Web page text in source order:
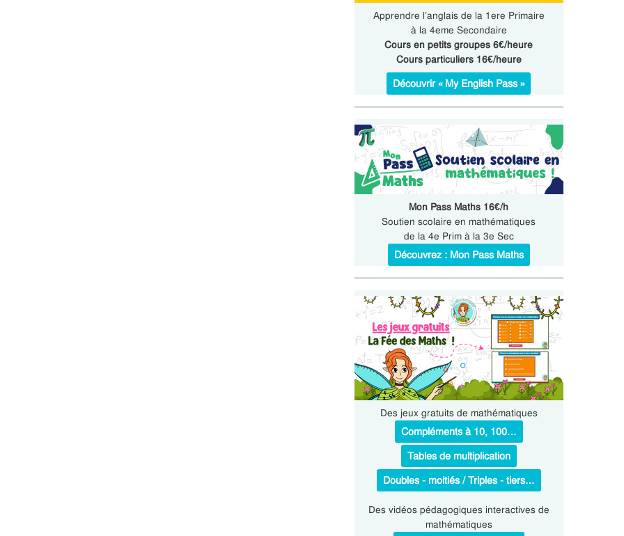
Apprendre l’anglais de la 1ere Primaire
à la 4eme Secondaire
Cours en petits groupes 6€/heure
Cours particuliers 16€/heure
Découvrir « My English Pass »
Mon Pass Maths 16€/h
Soutien scolaire en mathématiques
de la 4e Prim à la 3e Sec
Découvrez : Mon Pass Maths
Des jeux gratuits de mathématiques
Compléments à 10, 100…
Tables de multiplication
Doubles - moitiés / Triples - tiers…
Des vidéos pédagogiques interactives de
mathématiques